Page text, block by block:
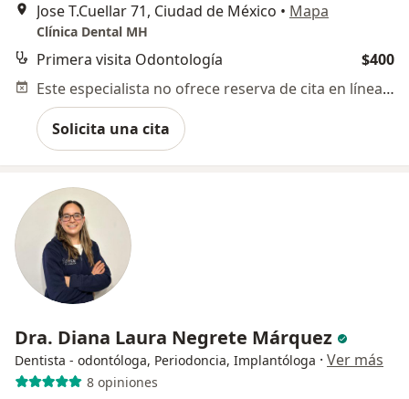
Jose T.Cuellar 71, Ciudad de México • Mapa
Clínica Dental MH
Primera visita Odontología
$400
Este especialista no ofrece reserva de cita en línea en esta dirección.
Solicita una cita
Dra. Diana Laura Negrete Márquez
Dentista - odontóloga, Periodoncia, Implantóloga · Ver más
8 opiniones